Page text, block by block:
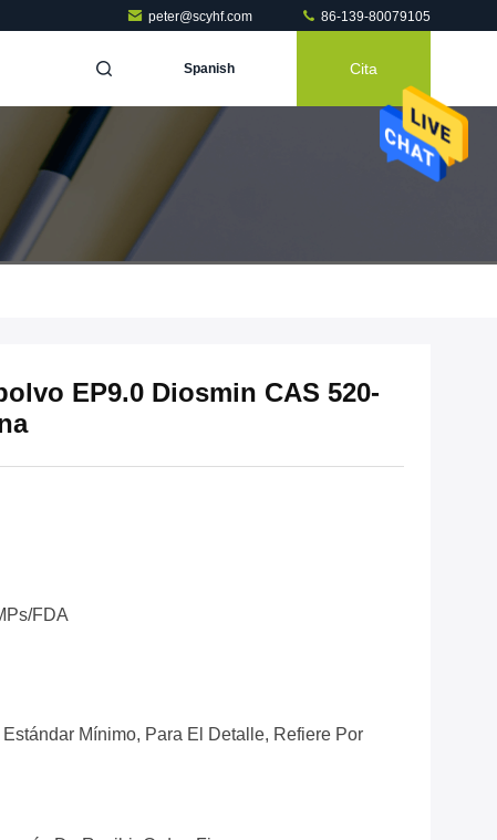
peter@scyhf.com 86-139-80079105
Spanish Cita
EP9.0 Diosmin CAS 520-
FDA
Mínimo, Para El Detalle, Refiere Por